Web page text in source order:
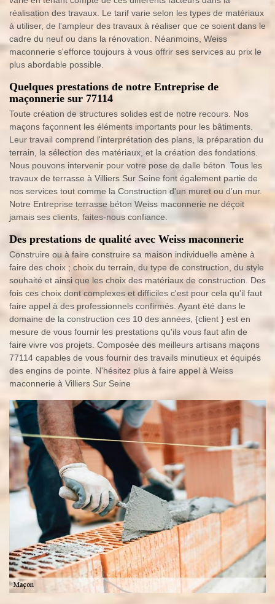
réalisation des travaux. Le tarif varie selon les types de matériaux
à utiliser, de l'ampleur des travaux à réaliser que ce soient dans le
cadre du neuf ou dans la rénovation. Néanmoins, Weiss
maconnerie s'efforce toujours à vous offrir ses services au prix le
plus abordable possible.
Quelques prestations de notre Entreprise de
maçonnerie sur 77114
Toute création de structures solides est de notre recours. Nos
maçons façonnent les éléments importants pour les bâtiments.
Leur travail comprend l'interprétation des plans, la préparation du
terrain, la sélection des matériaux, et la création des fondations.
Nous pouvons intervenir pour votre pose de dalle béton. Tous les
travaux de terrasse à Villiers Sur Seine font également partie de
nos services tout comme la Construction d'un muret ou d’un mur.
Notre Entreprise terrasse béton Weiss maconnerie ne déçoit
jamais ses clients, faites-nous confiance.
Des prestations de qualité avec Weiss maconnerie
Construire ou à faire construire sa maison individuelle amène à
faire des choix ; choix du terrain, du type de construction, du style
souhaité et ainsi que les choix des matériaux de construction. Des
fois ces choix dont complexes et difficiles c'est pour cela qu'il faut
faire appel à des professionnels confirmés. Ayant été dans le
domaine de la construction ces 10 des années, {client } est en
mesure de vous fournir les prestations qu'ils vous faut afin de
faire vivre vos projets. Composée des meilleurs artisans maçons
77114 capables de vous fournir des travails minutieux et équipés
des engins de pointe. N'hésitez plus à faire appel à Weiss
maconnerie à Villiers Sur Seine